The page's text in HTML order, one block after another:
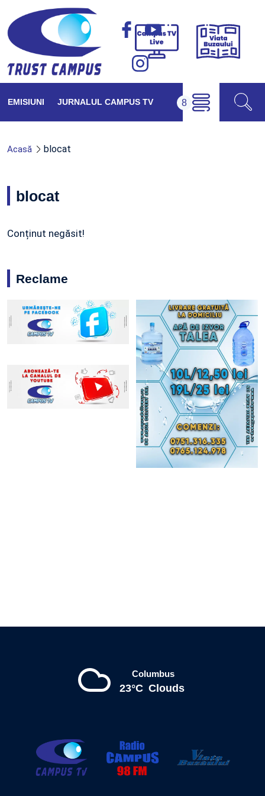
Campus
Viața
EMISIUNI JURNALUL CAMPUS TV
Acasă blocat
blocat
Conținut negăsit!
Reclame
Columbus
23°C Clouds